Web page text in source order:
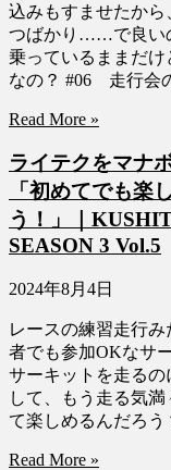
込みもすませたか
つばかり……で良い
乗っているままだ
なの？ #06 走行会
Read More »
ライテクをマナ
「初めてでも楽
う！」｜
SEASON 3 Vol.5
2024年8月4日
レースの練習走行
者でも参加OKなサ
サーキットを走るの
して、もう走る気
て楽しめるんだろ
Read More »